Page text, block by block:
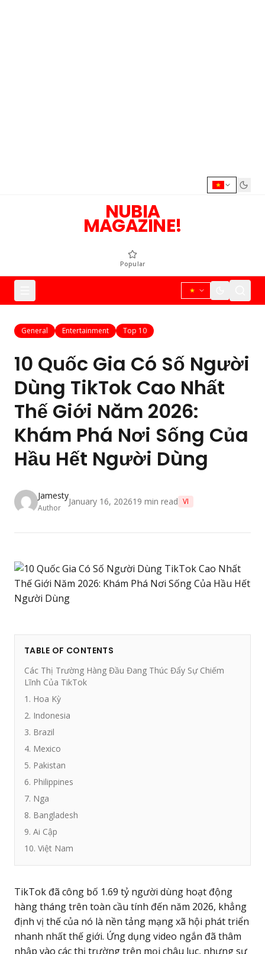
NUBIA
MAGAZINE!
Popular
General Entertainment Top 10
10 Quốc Gia Có Số Người
Dùng TikTok Cao Nhất
Thế Giới Năm 2026:
Khám Phá Nơi Sống Của
Hầu Hết Người Dùng
Jamesty
Author
January 16, 202619 min read VI
TABLE OF CONTENTS
Các Thị Trường Hàng Đầu Đang Thúc Đẩy Sự Chiếm
Lĩnh Của TikTok
1. Hoa Kỳ
2. Indonesia
3. Brazil
4. Mexico
5. Pakistan
6. Philippines
7. Nga
8. Bangladesh
9. Ai Cập
10. Việt Nam
TikTok đã công bố 1.69 tỷ người dùng hoạt động
hàng tháng trên toàn cầu tính đến năm 2026, khẳng
định vị thế của nó là nền tảng mạng xã hội phát triển
nhanh nhất thế giới. Ứng dụng video ngắn đã thâm
nhập vào các thị trường trên mọi châu lục, nhưng sự